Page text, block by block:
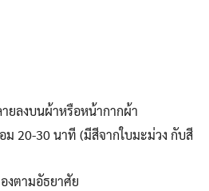
ยลงบนผ้าหรือหน้ากากผ้า
ม 20-30 นาที (มีสีจากใบมะม่วง กับสี
งตามอัธยาศัย